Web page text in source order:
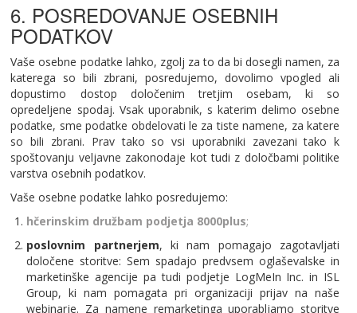
6. POSREDOVANJE OSEBNIH
PODATKOV
Vaše osebne podatke lahko, zgolj za to da bi dosegli namen, za
katerega so bili zbrani, posredujemo, dovolimo vpogled ali
dopustimo dostop določenim tretjim osebam, ki so
opredeljene spodaj. Vsak uporabnik, s katerim delimo osebne
podatke, sme podatke obdelovati le za tiste namene, za katere
so bili zbrani. Prav tako so vsi uporabniki zavezani tako k
spoštovanju veljavne zakonodaje kot tudi z določbami politike
varstva osebnih podatkov.
Vaše osebne podatke lahko posredujemo:
hčerinskim družbam podjetja 8000plus;
poslovnim partnerjem, ki nam pomagajo zagotavljati
določene storitve: Sem spadajo predvsem oglaševalske in
marketinške agencije pa tudi podjetje LogMeIn Inc. in ISL
Group, ki nam pomagata pri organizaciji prijav na naše
webinarje. Za namene remarketinga uporabljamo storitve